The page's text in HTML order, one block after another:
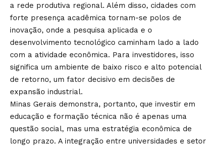
a rede produtiva regional. Além disso, cidades com
forte presença acadêmica tornam-se polos de
inovação, onde a pesquisa aplicada e o
desenvolvimento tecnológico caminham lado a lado
com a atividade econômica. Para investidores, isso
significa um ambiente de baixo risco e alto potencial
de retorno, um fator decisivo em decisões de
expansão industrial.
Minas Gerais demonstra, portanto, que investir em
educação e formação técnica não é apenas uma
questão social, mas uma estratégia econômica de
longo prazo. A integração entre universidades e setor